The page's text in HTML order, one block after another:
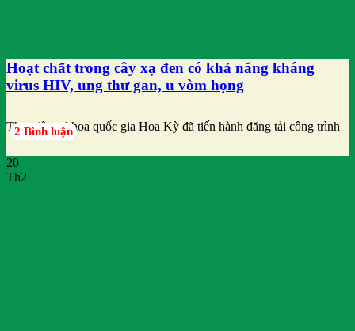
Hoạt chất trong cây xạ đen có khả năng kháng
virus HIV, ung thư gan, u vòm họng
Thư viện y khoa quốc gia Hoa Kỳ đã tiến hành đăng tải công trình
2 Bình luận
20
Th2